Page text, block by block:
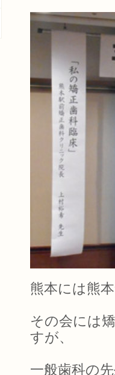
熊本には熊
その会には
すが、
一般歯科の